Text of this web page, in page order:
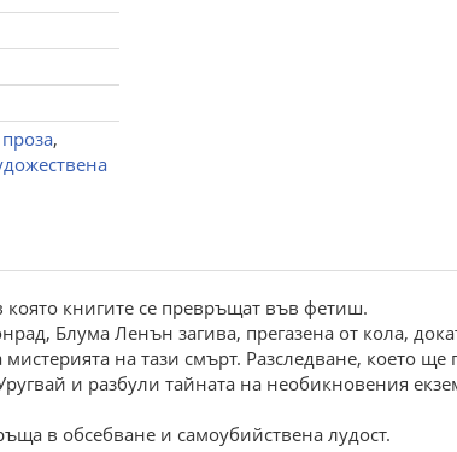
,
която книгите се превръщат във фетиш.
Блума Ленън загива, прегазена от кола,
на тази смърт. Разследване, което ще
и разбули тайната на необикновения
в обсебване и самоубийствена лудост.